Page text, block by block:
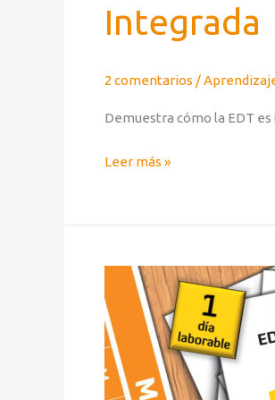
Integrada
2 comentarios /
Demuestra cómo la EDT
Leer más »
Aprendizaje
Lúdico
con
BreakingDown®:
La